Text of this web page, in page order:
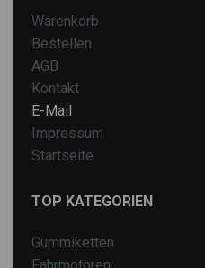
Warenkorb
Bestellen
AGB
Kontakt
E-Mail
Impressum
Startseite
TOP KATEGORIEN
Gummiketten